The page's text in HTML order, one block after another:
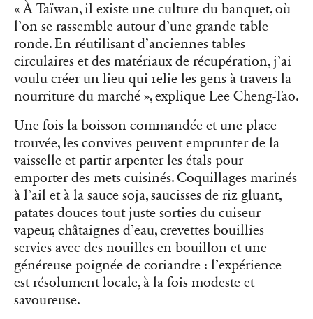
« À Taïwan, il existe une culture du banquet, où
l’on se rassemble autour d’une grande table
ronde. En réutilisant d’anciennes tables
circulaires et des matériaux de récupération, j’ai
voulu créer un lieu qui relie les gens à travers la
nourriture du marché », explique Lee Cheng-Tao.
Une fois la boisson commandée et une place
trouvée, les convives peuvent emprunter de la
vaisselle et partir arpenter les étals pour
emporter des mets cuisinés. Coquillages marinés
à l’ail et à la sauce soja, saucisses de riz gluant,
patates douces tout juste sorties du cuiseur
vapeur, châtaignes d’eau, crevettes bouillies
servies avec des nouilles en bouillon et une
généreuse poignée de coriandre : l’expérience
est résolument locale, à la fois modeste et
savoureuse.